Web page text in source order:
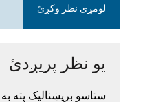
لومړی نظر وکړئ
یو نظر پریږدئ
ستاسو بریښنالیک پته